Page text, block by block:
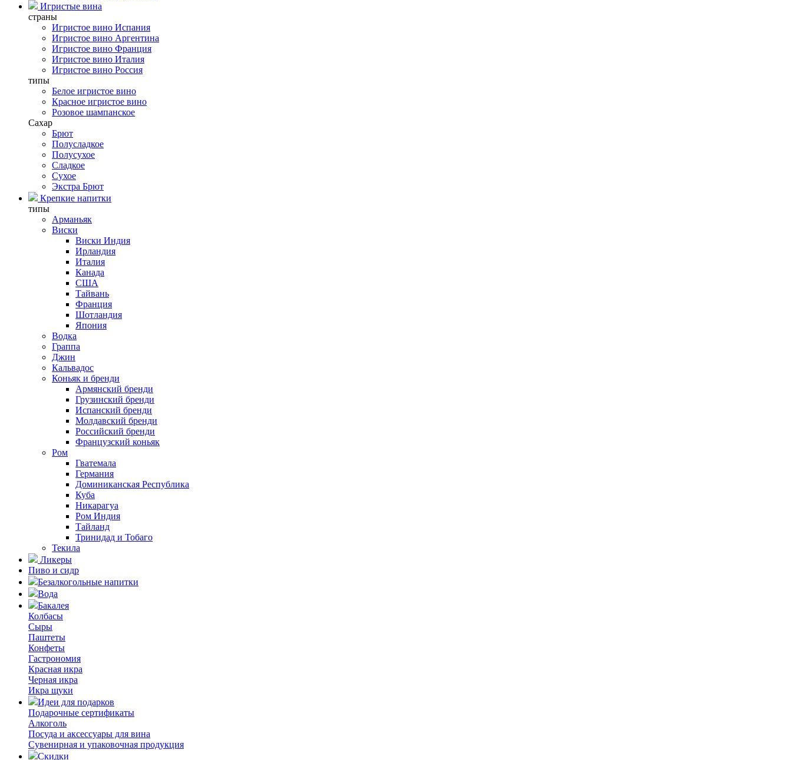
Игристые вина
страны
Игристое вино Испания
Игристое вино Аргентина
Игристое вино Франция
Игристое вино Италия
Игристое вино Россия
типы
Белое игристое вино
Красное игристое вино
Розовое шампанское
Сахар
Брют
Полусладкое
Полусухое
Сладкое
Сухое
Экстра Брют
Крепкие напитки
типы
Арманьяк
Виски
Виски Индия
Ирландия
Италия
Канада
США
Тайвань
Франция
Шотландия
Япония
Водка
Граппа
Джин
Кальвадос
Коньяк и бренди
Армянский бренди
Грузинский бренди
Испанский бренди
Молдавский бренди
Российский бренди
Французский коньяк
Ром
Гватемала
Германия
Доминиканская Республика
Куба
Никарагуа
Ром Индия
Тайланд
Тринидад и Тобаго
Текила
Ликеры
Пиво и сидр
Безалкогольные напитки
Вода
Бакалея
Колбасы
Сыры
Паштеты
Конфеты
Гастрономия
Красная икра
Черная икра
Икра щуки
Идеи для подарков
Подарочные сертификаты
Алкоголь
Посуда и аксессуары для вина
Сувенирная и упаковочная продукция
Скидки